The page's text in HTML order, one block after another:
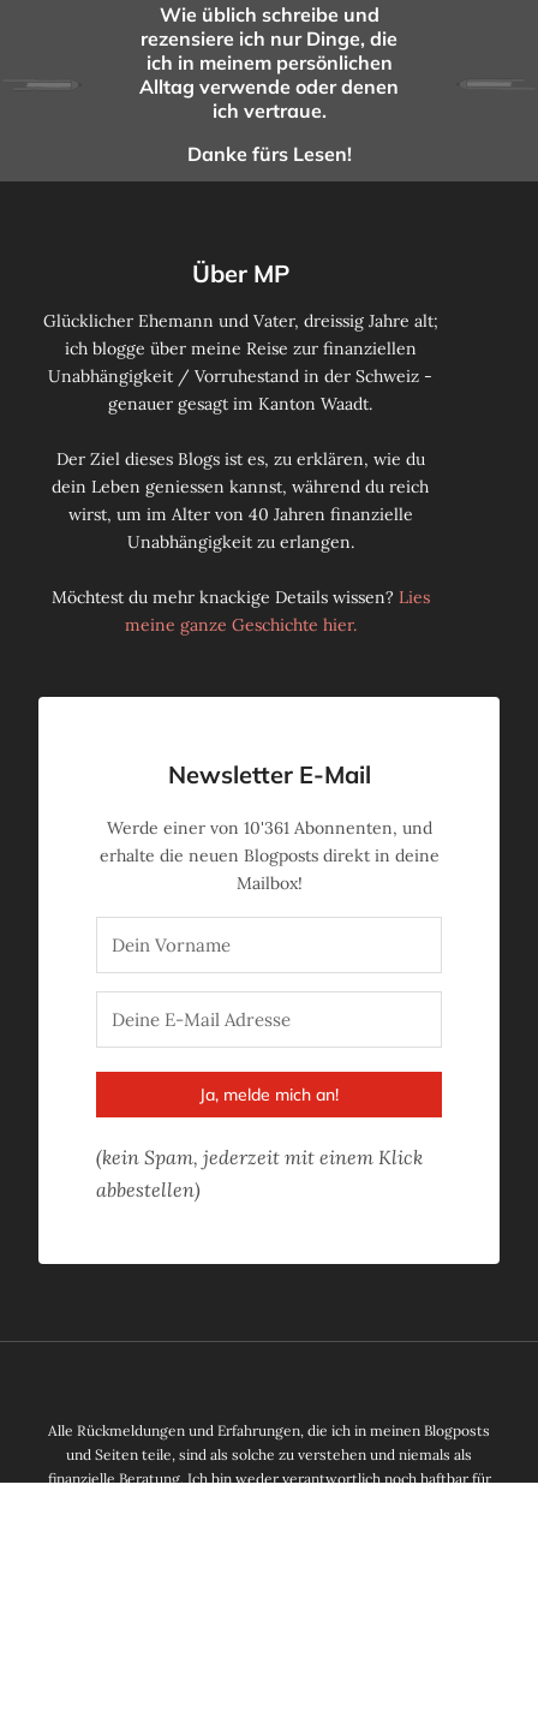
Wie üblich schreibe und
rezensiere ich nur Dinge, die
ich in meinem persönlichen
Alltag verwende oder denen
ich vertraue.
Danke fürs Lesen!
Über MP
Glücklicher Ehemann und Vater, dreissig Jahre alt;
ich blogge über meine Reise zur finanziellen
Unabhängigkeit / Vorruhestand in der Schweiz -
genauer gesagt im Kanton Waadt.
Der Ziel dieses Blogs ist es, zu erklären, wie du
dein Leben geniessen kannst, während du reich
wirst, um im Alter von 40 Jahren finanzielle
Unabhängigkeit zu erlangen.
Möchtest du mehr knackige Details wissen? Lies
meine ganze Geschichte hier.
Newsletter E-Mail
Werde einer von 10'361 Abonnenten, und
erhalte die neuen Blogposts direkt in deine
Mailbox!
Ja, melde mich an!
(kein Spam, jederzeit mit einem Klick
abbestellen)
Alle Rückmeldungen und Erfahrungen, die ich in meinen Blogposts
und Seiten teile, sind als solche zu verstehen und niemals als
finanzielle Beratung. Ich bin weder verantwortlich noch haftbar für